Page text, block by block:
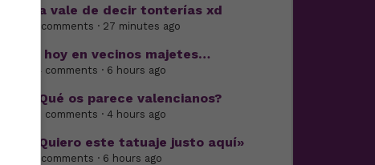
Ya vale de decir tonterías xd
5 comments · 27 minutes ago
Y hoy en vecinos majetes…
14 comments · 6 hours ago
¿Qué os parece valencianos?
16 comments · 4 hours ago
«Quiero este tatuaje justo aquí»
3 comments · 6 hours ago